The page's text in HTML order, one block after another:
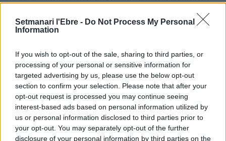
Setmanari l'Ebre - Do Not Process My Personal
Information
If you wish to opt-out of the sale, sharing to third parties, or
processing of your personal or sensitive information for
targeted advertising by us, please use the below opt-out
section to confirm your selection. Please note that after your
opt-out request is processed you may continue seeing
interest-based ads based on personal information utilized by
us or personal information disclosed to third parties prior to
your opt-out. You may separately opt-out of the further
disclosure of your personal information by third parties on the
aquest navegador per a la propera vegada que comenti.
ÚLTIMES NOTÍCIES
L’Ajuntament de Tortosa amplia el
termini de les obres de l’aparcament
dels terrenys de Renfe per les altes